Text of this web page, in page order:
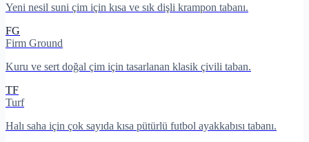
Yeni nesil suni çim için kısa ve sık dişli krampon tabanı.
FG
Firm Ground
Kuru ve sert doğal çim için tasarlanan klasik çivili taban.
TF
Turf
Halı saha için çok sayıda kısa pütürlü futbol ayakkabısı tabanı.